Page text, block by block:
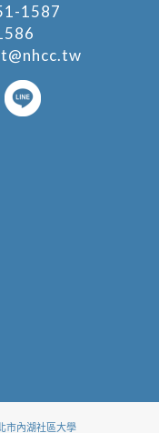
1587
市內湖社區大學